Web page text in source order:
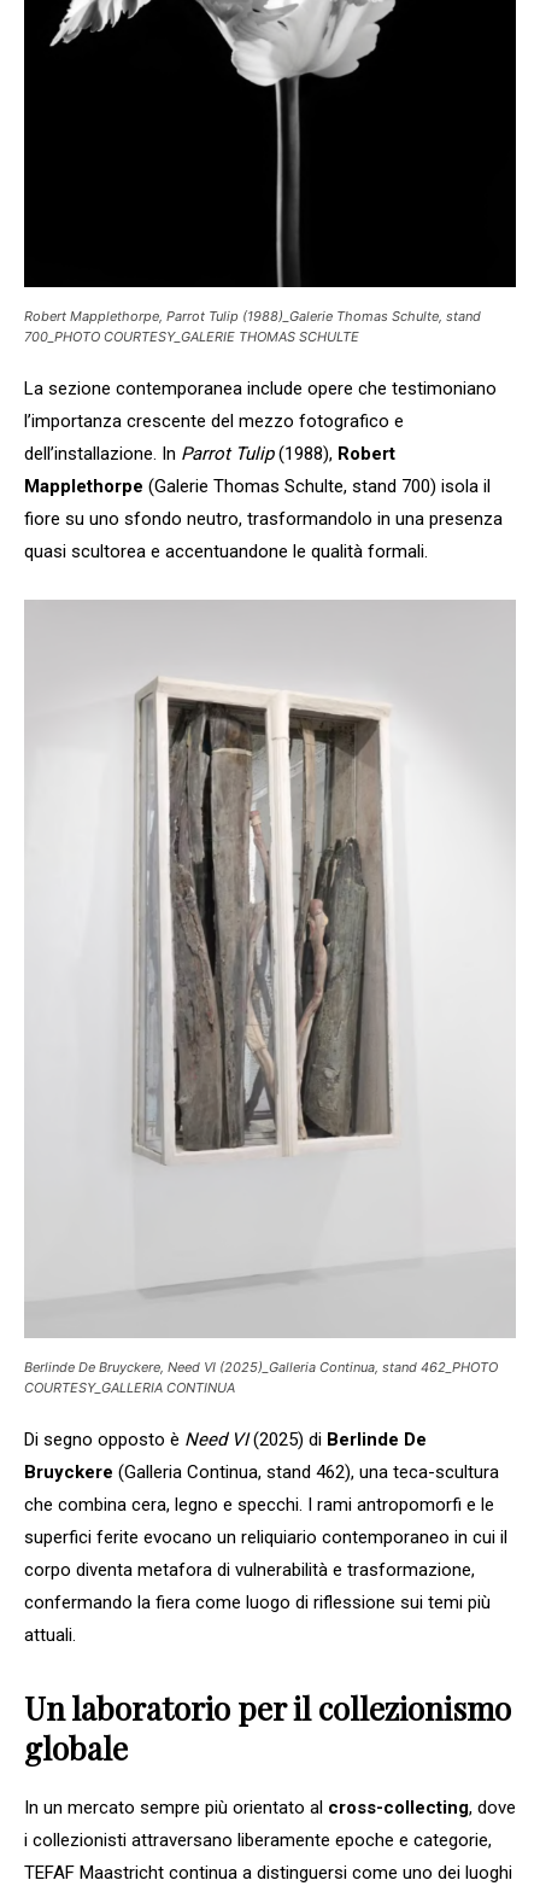
Robert Mapplethorpe, Parrot Tulip (1988)_Galerie Thomas Schulte, stand
700_PHOTO COURTESY_GALERIE THOMAS SCHULTE
La sezione contemporanea include opere che testimoniano
l’importanza crescente del mezzo fotografico e
dell’installazione. In Parrot Tulip(1988), Robert
Mapplethorpe (Galerie Thomas Schulte, stand 700) isola il
fiore su uno sfondo neutro, trasformandolo in una presenza
quasi scultorea e accentuandone le qualità formali.
Berlinde De Bruyckere, Need VI (2025)_Galleria Continua, stand 462_PHOTO
COURTESY_GALLERIA CONTINUA
Di segno opposto è Need VI(2025) di Berlinde De
Bruyckere (Galleria Continua, stand 462), una teca-scultura
che combina cera, legno e specchi. I rami antropomorfi e le
superfici ferite evocano un reliquiario contemporaneo in cui il
corpo diventa metafora di vulnerabilità e trasformazione,
confermando la fiera come luogo di riflessione sui temi più
attuali.
Un laboratorio per il collezionismo
globale
In un mercato sempre più orientato al cross-collecting, dove
i collezionisti attraversano liberamente epoche e categorie,
TEFAF Maastricht continua a distinguersi come uno dei luoghi